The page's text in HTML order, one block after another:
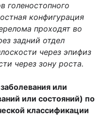
голеностопного
конфигурация
проходят во
задний отдел
через эпифиз
через зону роста.
или
или состояний) по
классификации